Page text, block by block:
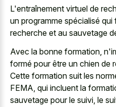
L'entraînement virtuel de
un programme spécialisé
recherche et au sauvetage
Avec la bonne formation,
formé pour être un chien de
Cette formation suit les
FEMA, qui incluent la
sauvetage pour le suivi, le